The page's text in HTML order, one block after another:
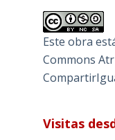
Este obra
Commons
Visitas